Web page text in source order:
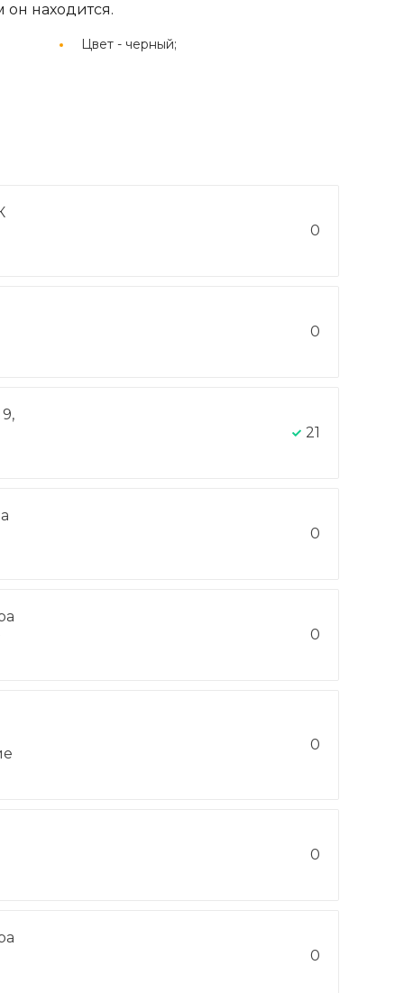
он находится.
Цвет - черный;
0
0
21
0
0
0
0
0